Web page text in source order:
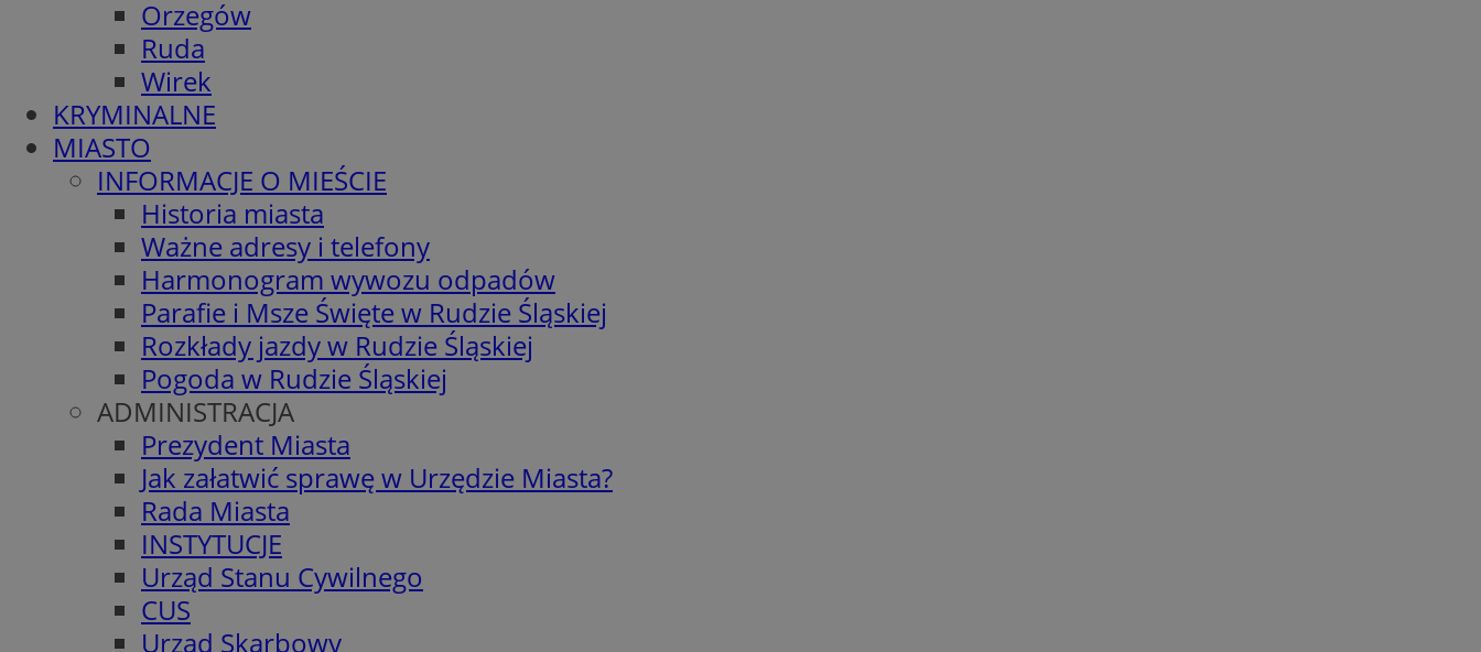
Orzegów
Ruda
Wirek
KRYMINALNE
MIASTO
INFORMACJE O MIEŚCIE
Historia miasta
Ważne adresy i telefony
Harmonogram wywozu odpadów
Parafie i Msze Święte w Rudzie Śląskiej
Rozkłady jazdy w Rudzie Śląskiej
Pogoda w Rudzie Śląskiej
ADMINISTRACJA
Prezydent Miasta
Jak załatwić sprawę w Urzędzie Miasta?
Rada Miasta
INSTYTUCJE
Urząd Stanu Cywilnego
CUS
Urząd Skarbowy